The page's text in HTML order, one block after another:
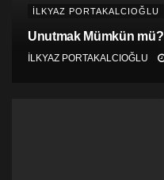
İLKYAZ PORTAKALCIOĞLU
Unutmak Mümkün mü?
İLKYAZ PORTAKALCIOĞLU